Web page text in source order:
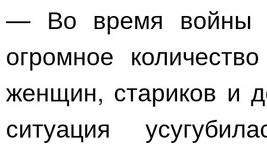
— Во время войны
огромное
женщин, стариков и
ситуация